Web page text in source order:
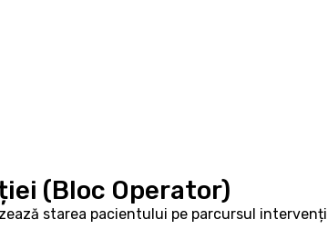
(Bloc Operator)
starea pacientului pe parcursul